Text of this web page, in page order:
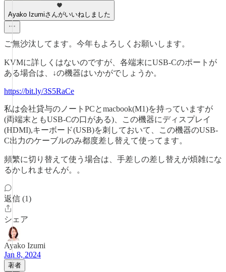
Ayako Izumiさんがいいねしました
ご無沙汰してます。今年もよろしくお願いします。
KVMに詳しくはないのですが、各端末にUSB-Cのポートが
ある場合は、↓の機器はいかがでしょうか。
https://bit.ly/3S5RaCe
私は会社貸与のノートPCとmacbook(M1)を持っていますが
(両端末ともUSB-Cの口がある)、この機器にディスプレイ
(HDMI),キーボード(USB)を刺しておいて、この機器のUSB-
C出力のケーブルのみ都度差し替えて使ってます。
頻繁に切り替えて使う場合は、手差しの差し替えが煩雑にな
るかしれませんが。。
返信 (1)
シェア
Ayako Izumi
Jan 8, 2024
著者